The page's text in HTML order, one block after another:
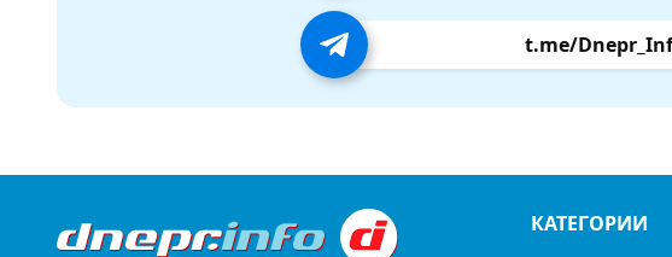
t.me/
КАТЕГОРИИ